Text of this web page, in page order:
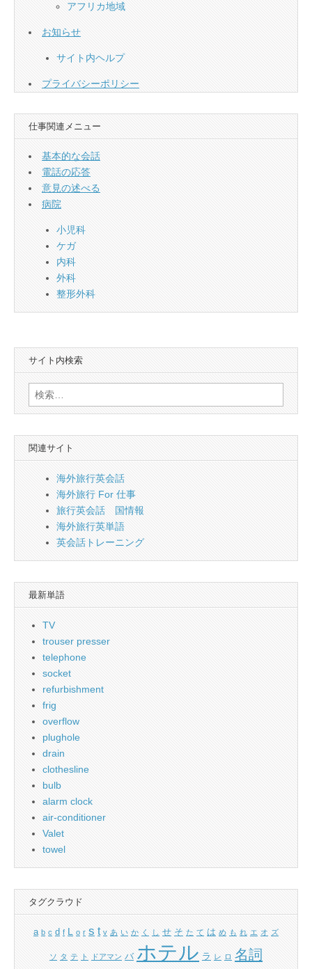
アフリカ地域
お知らせ
サイト内ヘルプ
プライバシーポリシー
仕事関連メニュー
基本的な会話
電話の応答
意見の述べる
病院
小児科
ケガ
内科
外科
整形外科
サイト内検索
検
索:
関連サイト
海外旅行英会話
海外旅行 For 仕事
旅行英会話 国情報
海外旅行英単語
英会話トレーニング
最新単語
TV
trouser presser
telephone
socket
refurbishment
frig
overflow
plughole
drain
clothesline
bulb
alarm clock
air-conditioner
Valet
towel
タグクラウド
a b c d f L o r s t v あ い か く し せ そ た て は め も れ エ オ ズ
ソ タ テ ト ドアマン バ ホテル ラ レ ロ 名詞